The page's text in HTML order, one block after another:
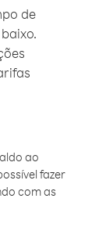
de
ao
fazer
com as